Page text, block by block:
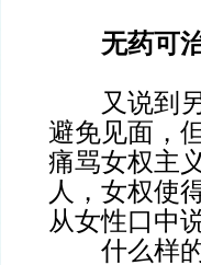
无药可
又说到另
避免见面，
痛骂女权主
人，女权使
从女性口中
什么样的